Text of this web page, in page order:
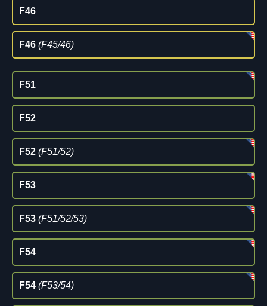
F46
F46 (F45/46)
F51
F52
F52 (F51/52)
F53
F53 (F51/52/53)
F54
F54 (F53/54)